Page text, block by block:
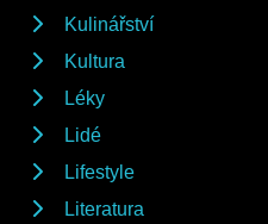
Kulinářství
Kultura
Léky
Lidé
Lifestyle
Literatura